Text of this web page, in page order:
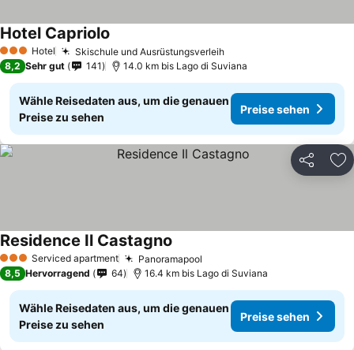
3 SterneHotel Skischule und Ausrüstungsverleih
Hotel Capriolo
8,2 Sehr gut 141 14.0 km bis Lago di Suviana
Wähle Reisedaten aus, um die genauen
Preise zu sehen
Preise sehen
Teilen
3 SterneServiced apartment Panoramapool
Residence Il Castagno
8,5 Hervorragend 64 16.4 km bis Lago di Suviana
Wähle Reisedaten aus, um die genauen
Preise zu sehen
Preise sehen